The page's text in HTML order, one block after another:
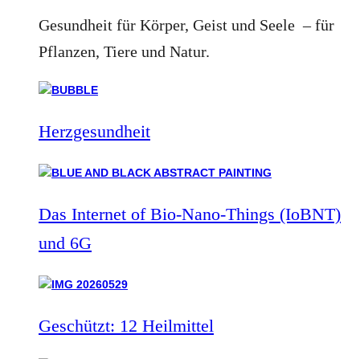
Gesundheit für Körper, Geist und Seele – für
Pflanzen, Tiere und Natur.
Herzgesundheit
Das Internet of Bio-Nano-Things (IoBNT)
und 6G
Geschützt: 12 Heilmittel